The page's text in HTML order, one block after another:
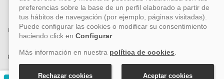
ACCION VIAJES SL ha sido beneficiaria del Fondo Europeo de Desarrollo
Regional (FEDER), cuyo objetivo es mejorar la competitividad de las pymes
mediante el impulso de la innovación, el desarrollo tecnológico, la
investigación de calidad y el uso seguro y fiable del ciberespacio. Gracias a
esta financiación, la empresa ha puesto en marcha un Plan de Acción
promoviendo la innovación y la ciberseguridad. Para ello, ha contado con el
apoyo de los programas Pyme Innova y Pyme Cibersegura de la Cámara
de Comercio de Málaga. #EuropaSeSiente